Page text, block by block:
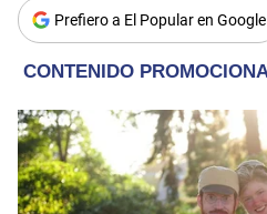
Prefiero a El Popular en Google